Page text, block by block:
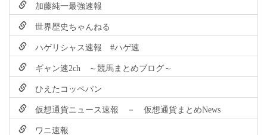
加藤純一最強速報
世界歴史ちゃんねる
ハゲリシャス速報 #ハゲ速
ギャン速2ch ～競馬まとめブログ～
ひえたコッペパン
仮想通貨ニュース速報 － 仮想通貨まとめNews
ワニ速報